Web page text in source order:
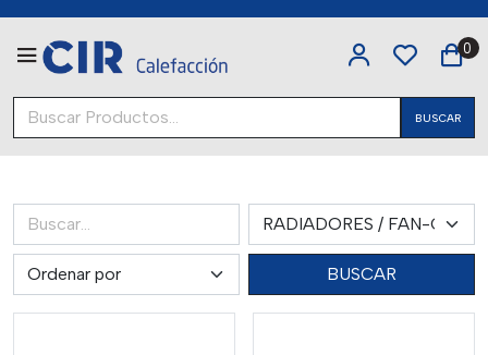
BUSCAR
0
BUSCAR